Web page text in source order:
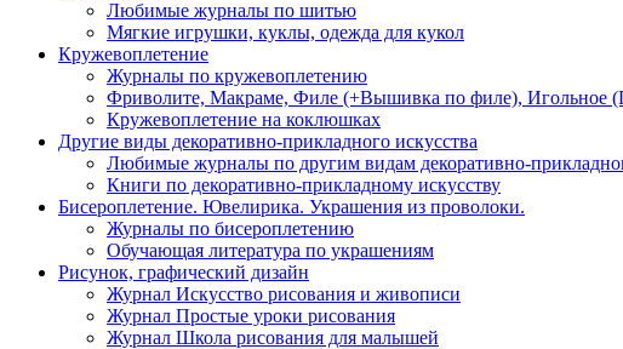
Любимые журналы по шитью
Мягкие игрушки, куклы, одежда для кукол
Кружевоплетение
Журналы по кружевоплетению
Фриволите, Макраме, Филе (+Вышивка по филе), Игольное
Кружевоплетение на коклюшках
Другие виды декоративно-прикладного искусства
Любимые журналы по другим видам декоративно-
Книги по декоративно-прикладному искусству
Бисероплетение. Ювелирика. Украшения из проволоки.
Журналы по бисероплетению
Обучающая литература по украшениям
Рисунок, графический дизайн
Журнал Искусство рисования и живописи
Журнал Простые уроки рисования
Журнал Школа рисования для малышей